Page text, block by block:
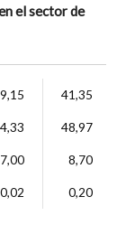
el sector de
41,35
48,97
7,00 8,70
0,02 0,20